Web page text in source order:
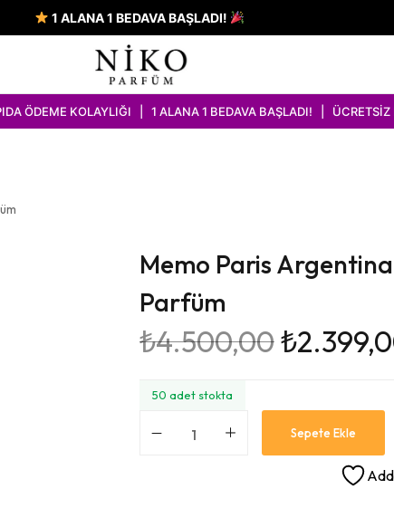
1 ALANA 1 BEDAVA BAŞLADI!
KOLAYLIĞI | 1 ALANA 1 BEDAVA BAŞLADI! | ÜCRETSİZ KARGO
Memo Paris
Parfüm
₺4.500,00₺
50 adet stokta
Sepete Ekle